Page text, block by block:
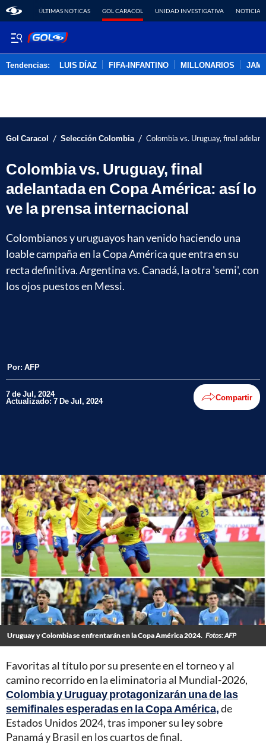
ÚLTIMAS NOTICAS GOL CARACOL UNIDAD INVESTIGATIVA NOTICIAS
Tendencias: LUIS DÍAZ FIFA-INFANTINO MILLONARIOS
Gol Caracol / Selección Colombia / Colombia vs. Uruguay, final
Colombia vs. Uruguay, final
adelantada en Copa América: así lo
ve la prensa internacional
Colombianos y uruguayos han venido haciendo una
loable campaña en la Copa América que entra en su
recta definitiva. Argentina vs. Canadá, la otra 'semi', con
los ojos puestos en Messi.
Por: AFP
7 de Jul, 2024
Actualizado: 7 De Jul, 2024 Compartir
Uruguay y Colombia se enfrentarán en la Copa América 2024. Fotos: AFP
Favoritas al título por su presente en el torneo y al
camino recorrido en la eliminatoria al Mundial-2026,
Colombia y Uruguay protagonizarán una de las
semifinales esperadas en la Copa América,de
Estados Unidos 2024, tras imponer su ley sobre
Panamá y Brasil en los cuartos de final.